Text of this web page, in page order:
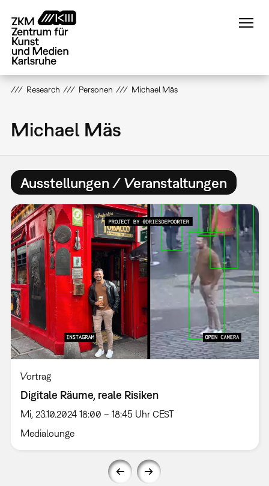
zum
Inhalt
Research Personen Michael Mäs
Michael Mäs
Ausstellungen / Veranstaltungen
Vortrag
Digitale Räume, reale Risiken
Mi, 23.10.2024 18:00 – 18:45 Uhr CEST
Medialounge